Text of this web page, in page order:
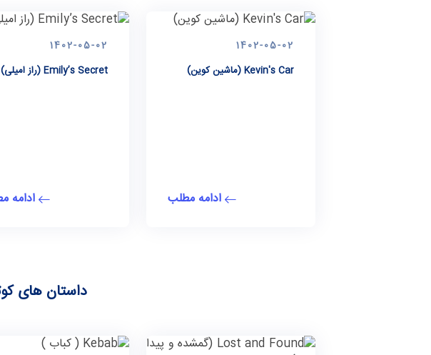
1402-05-02
Kevin's Car (ماشین کوین)
ادامه مطلب
1402-05-02
Emily’s Secret (راز امیلی)
ادامه
داستان های